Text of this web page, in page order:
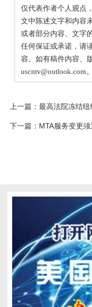
仅代表作者个人观点
文中陈述文字和内容
或者部分内容、文字
任何保证或承诺，请
容。如有稿件内容、
uscntv@outlook.com。
上一篇： 最高法院冻结
下一篇： MTA服务变更